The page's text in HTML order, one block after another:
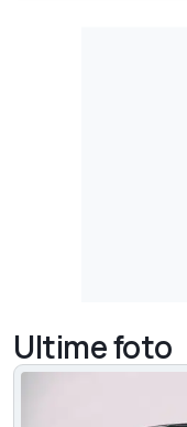
Ultime foto